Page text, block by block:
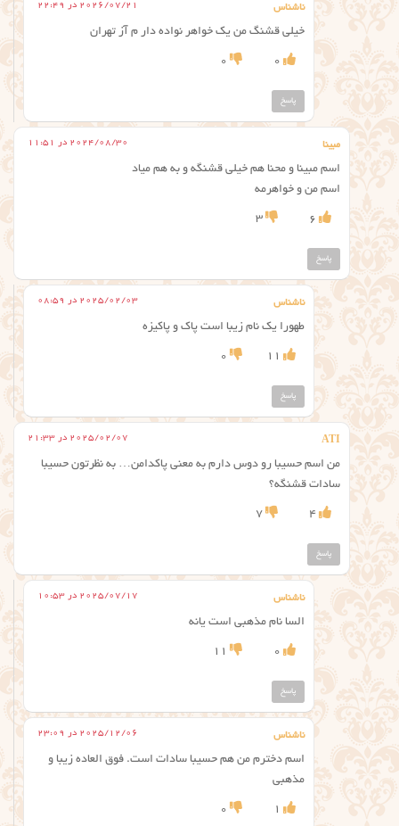
ناشناس 2026/07/21 در 22:49
خیلی قشنگ من یک خواهر نواده دار م آز تهران
0
0
پاسخ
مبینا 2024/08/30 در 11:51
اسم مبینا و محنا هم خیلی قشنگه و به هم میاد
اسم من و خواهرمه
6
3
پاسخ
ناشناس 2025/02/03 در 08:59
طهورا یک نام زیبا است پاک و پاکیزه
11
0
پاسخ
ATI 2025/02/07 در 21:33
من اسم حسیبا رو دوس دارم به معنی پاکدامن… به نظرتون حسیبا
سادات قشنگه؟
4
7
پاسخ
ناشناس 2025/07/17 در 10:53
السا نام مذهبی است یانه
0
11
پاسخ
ناشناس 2025/12/06 در 23:09
اسم دخترم من هم حسیبا سادات است. فوق العاده زیبا و
مذهبی
1
0